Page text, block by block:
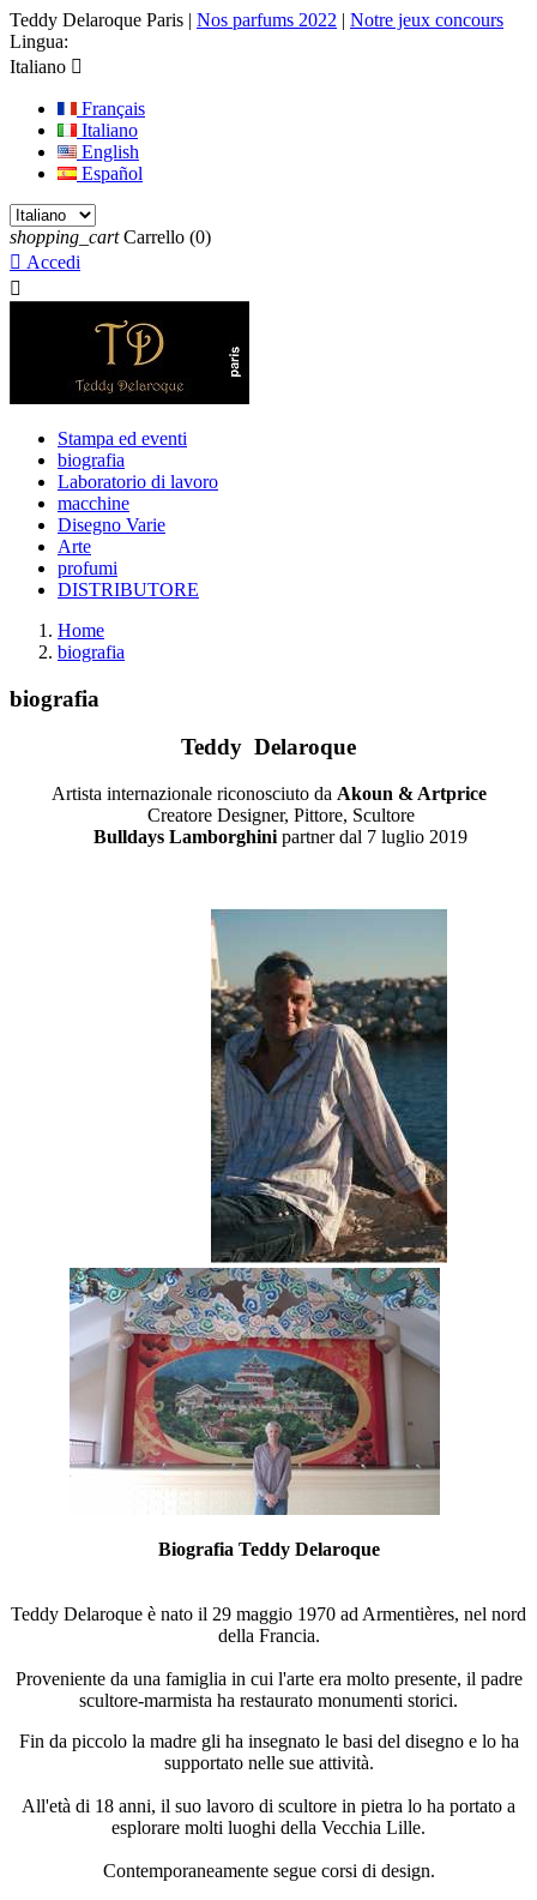
Teddy Delaroque Paris | Nos parfums 2022 | Notre jeux concours
Lingua:
Italiano 
Français
Italiano
English
Español
shopping_cart Carrello (0)
 Accedi

Stampa ed eventi
biografia
Laboratorio di lavoro
macchine
Disegno Varie
Arte
profumi
DISTRIBUTORE
Home
biografia
biografia
Teddy Delaroque
Artista internazionale riconosciuto da Akoun & Artprice
Creatore Designer, Pittore, Scultore
Bulldays Lamborghini partner dal 7 luglio 2019
Biografia Teddy Delaroque
Teddy Delaroque è nato il 29 maggio 1970 ad Armentières, nel nord
della Francia.
Proveniente da una famiglia in cui l'arte era molto presente, il padre
scultore-marmista ha restaurato monumenti storici.
Fin da piccolo la madre gli ha insegnato le basi del disegno e lo ha
supportato nelle sue attività.
All'età di 18 anni, il suo lavoro di scultore in pietra lo ha portato a
esplorare molti luoghi della Vecchia Lille.
Contemporaneamente segue corsi di design.